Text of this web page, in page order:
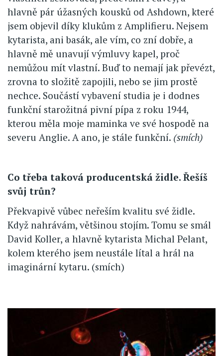
hlavně pár úžasných kousků od Ashdown, které
jsem objevil díky klukům z Amplifieru. Nejsem
kytarista, ani basák, ale vím, co zní dobře, a
hlavně mě unavují výmluvy kapel, proč
nemůžou mít vlastní. Buď to nemají jak převézt,
zrovna to složitě zapojili, nebo se jim prostě
nechce. Součástí vybavení studia je i dodnes
funkční starožitná pivní pípa z roku 1944,
kterou měla moje maminka ve své hospodě na
severu Anglie. A ano, je stále funkční. (smích)
Co třeba taková producentská židle. Řešíš
svůj trůn?
Překvapivě vůbec neřeším kvalitu své židle.
Když nahrávám, většinou stojím. Tomu se smál
David Koller, a hlavně kytarista Michal Pelant,
kolem kterého jsem neustále lítal a hrál na
imaginární kytaru. (smích)